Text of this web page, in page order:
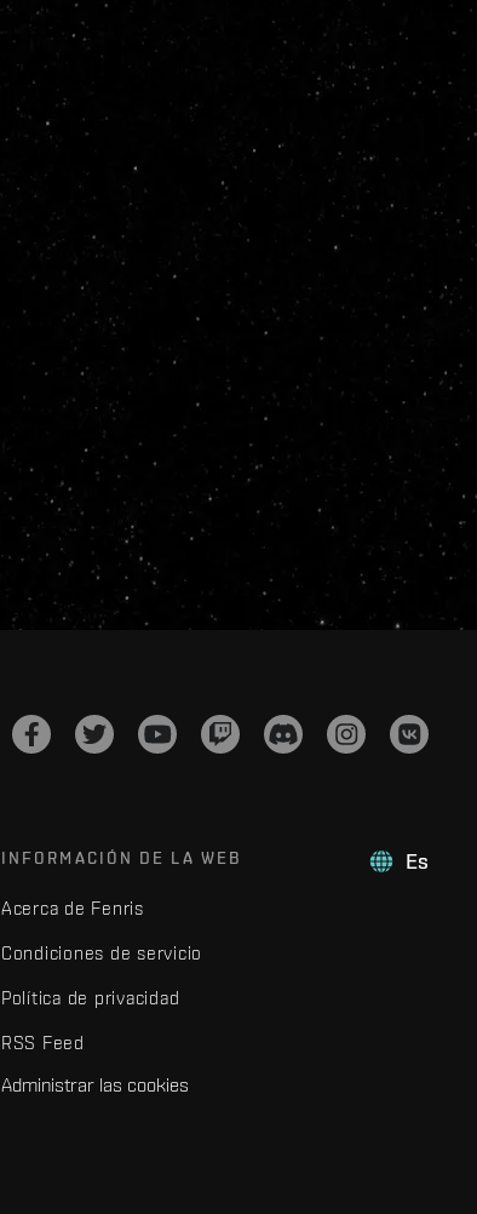
Es
INFORMACIÓN DE LA WEB
Acerca de Fenris
Condiciones de servicio
Política de privacidad
RSS Feed
Administrar las cookies